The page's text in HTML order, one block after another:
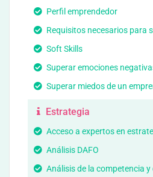
Perfil emprendedor
Requisitos necesarios para
Soft Skills
Superar emociones
Superar miedos de un
Estrategia
Acceso a expertos en
Análisis DAFO
Análisis de la competencia